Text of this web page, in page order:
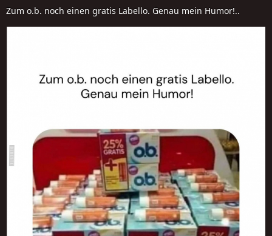
Zum o.b. noch einen gratis Labello. Genau mein Humor!..